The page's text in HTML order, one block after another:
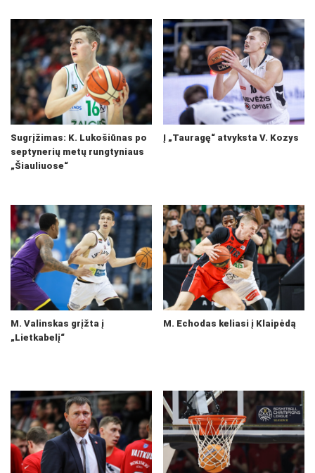
Sugrįžimas: K. Lukošiūnas po
septynerių metų rungtyniaus
„Šiauliuose“
Į „Tauragę“ atvyksta V. Kozys
M. Valinskas grįžta į
„Lietkabelį“
M. Echodas keliasi į Klaipėdą